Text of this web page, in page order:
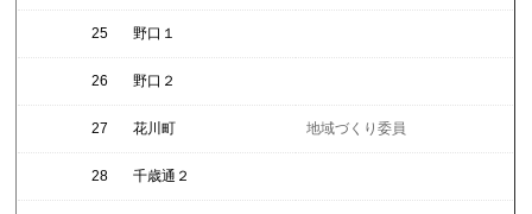
25 野口１
26 野口２
27 花川町 地域づくり委員
28 千歳通２